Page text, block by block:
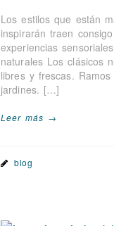
Los estilos que están
inspirarán traen
experiencias
naturales Los clásicos
libres y frescas.
jardines. […]
Leer más →
blog